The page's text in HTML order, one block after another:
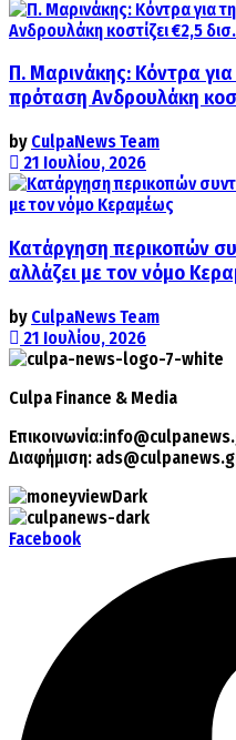
Π. Μαρινάκης: Κόντρα
πρόταση Ανδρουλάκη
by CulpaNews Team
21 Ιουλίου, 2026
Κατάργηση περικοπών
αλλάζει με τον νόμο
by CulpaNews Team
21 Ιουλίου, 2026
Culpa Finance & Media
Επικοινωνία:
Διαφήμιση:
Facebook